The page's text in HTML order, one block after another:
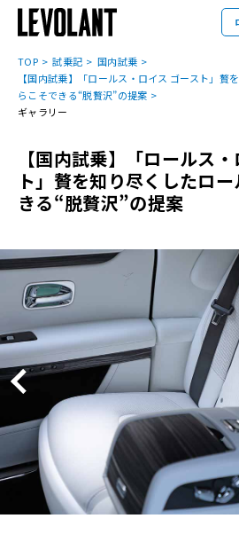
TOP 試乗記
国内試乗
【国内試乗】「ロールス・ロイス ゴースト」贅
らこそできる“脱贅沢”の提案
ギャラリー
【国内試乗】「ロールス
ト」贅を知り尽くしたロ
きる“脱贅沢”の提案